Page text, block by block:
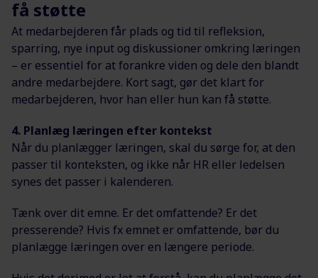
få støtte
At medarbejderen får plads og tid til refleksion,
sparring, nye input og diskussioner omkring læringen
– er essentiel for at forankre viden og dele den blandt
andre medarbejdere. Kort sagt, gør det klart for
medarbejderen, hvor han eller hun kan få støtte.
4. Planlæg læringen efter kontekst
Når du planlægger læringen, skal du sørge for, at den
passer til konteksten, og ikke når HR eller ledelsen
synes det passer i kalenderen.
Tænk over dit emne. Er det omfattende? Er det
presserende? Hvis fx emnet er omfattende, bør du
planlægge læringen over en længere periode.